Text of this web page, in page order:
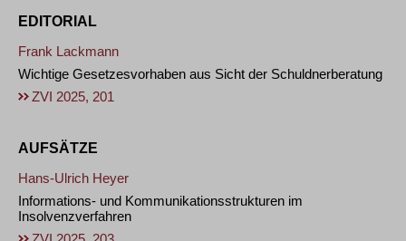
EDITORIAL
Frank Lackmann
Wichtige Gesetzesvorhaben aus Sicht der Schuldnerberatung
ZVI 2025, 201
AUFSÄTZE
Hans-Ulrich Heyer
Informations- und Kommunikationsstrukturen im
Insolvenzverfahren